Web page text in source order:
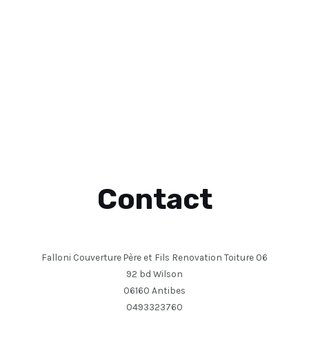
Contact
Falloni Couverture Père et Fils Renovation Toiture 06
92 bd Wilson
06160 Antibes
0493323760